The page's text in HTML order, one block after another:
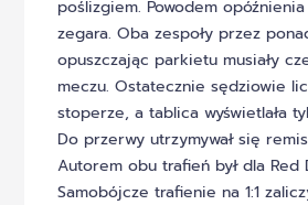
poślizgiem. Powodem opóźnienia
zegara. Oba zespoły przez
opuszczając parkietu musiały
meczu. Ostatecznie sędziowie
stoperze, a tablica wyświetlała
Do przerwy utrzymywał się
Autorem obu trafień był dla Red
Samobójcze trafienie na 1:1